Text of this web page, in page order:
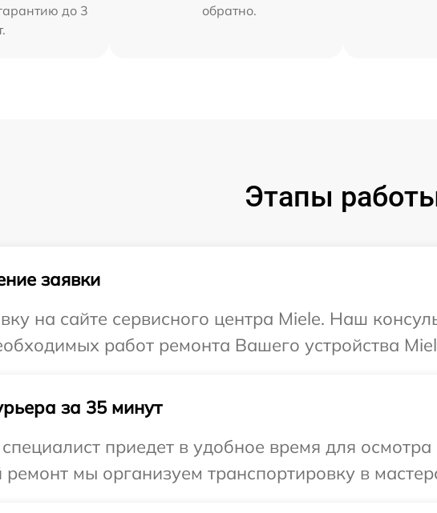
до 3
обратно.
Этапы
заявки
на сайте сервисного центра Miele. Наш
работ ремонта Вашего устройства
за 35 минут
приедет в удобное время для
мы организуем транспортировку в